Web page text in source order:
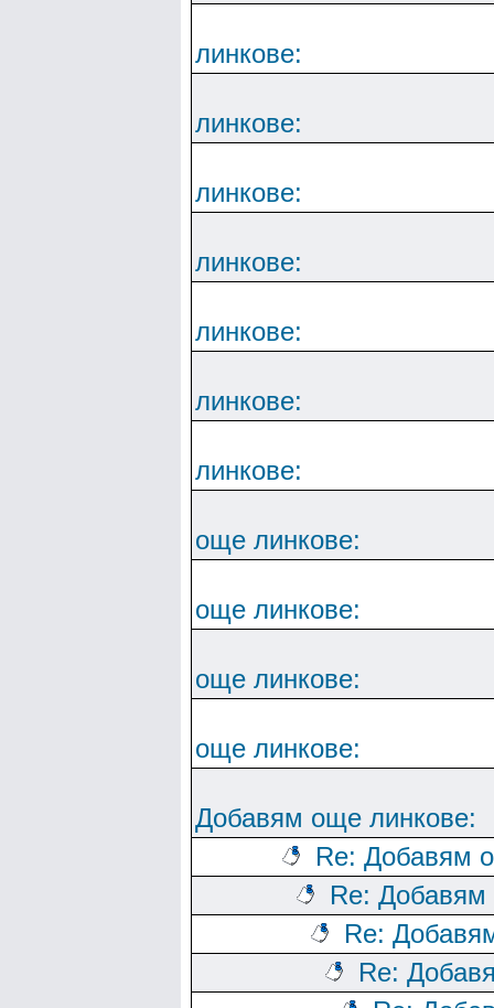
линкове:
линкове:
линкове:
линкове:
линкове:
линкове:
линкове:
още линкове:
още линкове:
още линкове:
още линкове:
Добавям още линкове:
Re: Добавям
Re:
Re:
Re: